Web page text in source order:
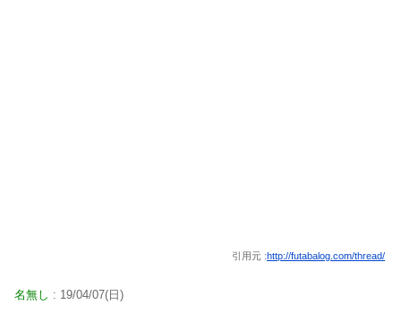
引用元 :http://futabalog.com/thread/
名無し : 19/04/07(日)